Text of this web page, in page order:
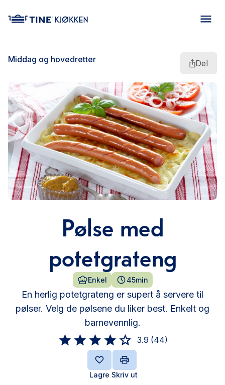
Middag og hovedretter Del
Pølse med
potetgrateng
Enkel 45min
En herlig potetgrateng er supert å servere til
pølser. Velg de pølsene du liker best. Enkelt og
barnevennlig.
3.9 (44)
Lagre Skriv ut